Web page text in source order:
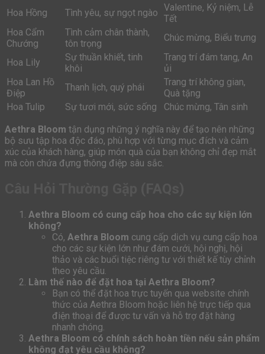
Hoa Hồng
Tình yêu, sự ngọt ngào Valentine, Kỷ niệm, Lễ
Tết
Hoa Cẩm
Chướng
Tình cảm chân thành,
tôn trọng
Chúc mừng, Biểu trưng
Hoa Lily
Sự thuần khiết, tinh
khôi
Trang trí đám tang, An
ủi
Hoa Lan Hồ
Điệp
Thanh lịch, quý phái
Trang trí không gian,
Quà tặng
Hoa Tulip
Sự tươi mới, sức sống
Chúc mừng, Tân sinh
Aethra Bloom tận dụng những ý nghĩa này để tạo nên những
bộ sưu tập hoa độc đáo, phù hợp với từng mục đích và cảm
xúc của khách hàng, giúp món quà của bạn không chỉ đẹp mắt
mà còn chứa đựng thông điệp sâu sắc.
Aethra Bloom có cung cấp hoa cho các sự kiện lớn
không?
Có, Aethra Bloom cung cấp dịch vụ cung cấp hoa
cho các sự kiện lớn như đám cưới, hội nghị, hội
thảo và các buổi tiệc riêng tư với thiết kế tùy chỉnh
theo yêu cầu.
Làm thế nào để đặt hoa tại Aethra Bloom?
Bạn có thể đặt hoa trực tuyến qua website chính
thức của Aethra Bloom hoặc liên hệ trực tiếp qua
điện thoại để được tư vấn và hỗ trợ đặt hàng
nhanh chóng.
Aethra Bloom có chính sách hoàn tiền nếu sản phẩm
không đạt yêu cầu không?